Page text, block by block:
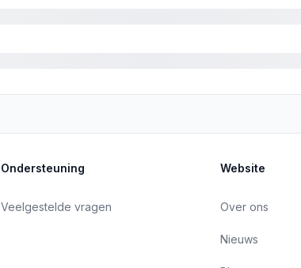
Ondersteuning
Veelgestelde vragen
Website
Over ons
Nieuws